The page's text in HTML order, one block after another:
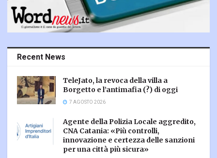
Recent News
TeleJato, la revoca della villa a
Borgetto e l’antimafia (?) di oggi
7 AGOSTO 2026
Agente della Polizia Locale aggredito,
CNA Catania: «Più controlli,
innovazione e certezza delle sanzioni
per una città più sicura»